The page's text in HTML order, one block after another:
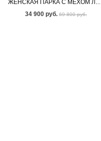
34 900 руб. 69 800 руб.